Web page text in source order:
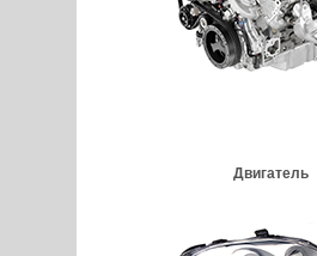
Двигатель